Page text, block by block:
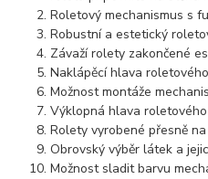
Roletový mechanismus s
Robustní a estetický
Závaží rolety zakončené
Naklápěcí hlava
Možnost montáže
Výklopná hlava
Rolety vyrobené přesně
Obrovský výběr látek a
Možnost sladit barvu